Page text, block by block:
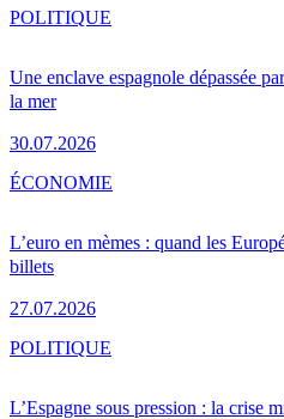
Une enclave espagnole dépassée
la mer
30.07.2026
POLITIQUE
L’euro en mèmes : quand les
billets
27.07.2026
ÉCONOMIE
L’Espagne sous pression : la crise
POLITIQUE